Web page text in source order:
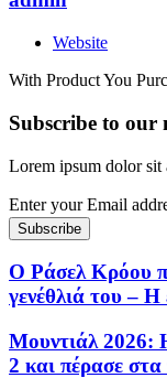
Website
With Product You
Subscribe to our
Lorem ipsum dolor sit
Enter your Email
O Ράσελ Κρόου
γενέθλιά του –
Μουντιάλ 2026:
2 και πέρασε στα